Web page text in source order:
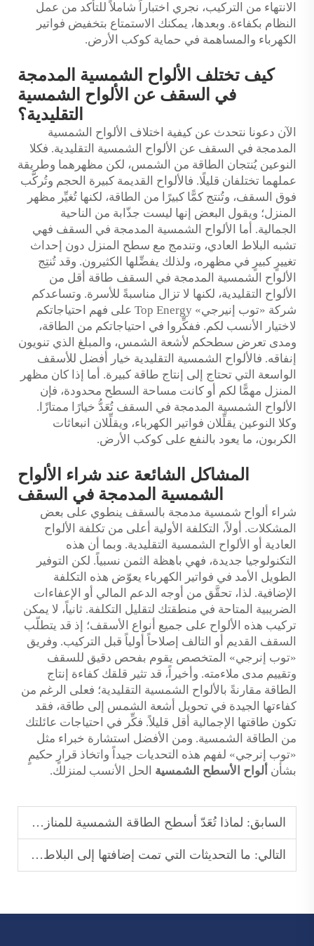
الانتهاء من التركيب، نجري اختباراً شاملاً للتأكد من عمل
النظام بكفاءة. وبعدها، يمكنك الاستمتاع بتخفيض فواتير
الكهرباء والمساهمة في حماية كوكب الأرض.
كيف تختلف الألواح الشمسية المدمجة
في السقف عن الألواح الشمسية
التقليدية؟
الآن دعونا نتحدث عن كيفية اختلاف الألواح الشمسية
المدمجة في السقف عن الألواح الشمسية التقليدية. فكلا
النوعين يُنتجان الطاقة من الشمس، لكن مظهرهما وطريقة
عملهما تختلفان قليلًا. فالألواح القديمة كبيرة الحجم وتُركَّب
فوق السقف، وتُنتج كمًّا كبيرًا من الطاقة، لكنها تُغيِّر مظهر
المنزل؛ ويقول البعض إنها ليست جذّابة من الناحية
الجمالية. أما الألواح الشمسية المدمجة في السقف فهي
تشبه البلاط العادي، وتندمج مع سطح المنزل دون إحداث
تغييرٍ كبيرٍ في مظهره، ولذلك يفضِّلها الكثيرون. وقد تُنتِج
الألواح الشمسية المدمجة في السقف طاقة أقل من
الألواح التقليدية، لكنها لا تزال مناسبةً للأسرة. وتساعدكم
شركة «توب إنيرجي» Top Energy على فهم احتياجاتكم
لاختيار الأنسب لكم. ففكِّروا في احتياجاتكم من الطاقة،
ومدى تعرض سطحكم لأشعة الشمس، والمبلغ الذي تنويون
إنفاقه. فالألواح الشمسية التقليدية خيار أفضل للأسقف
الواسعة التي تحتاج إلى إنتاج طاقة كبيرة. أما إذا كان مظهر
المنزل مهمًّا لكم أو كانت مساحة السطح محدودة، فإن
الألواح الشمسية المدمجة في السقف تُعَدُّ خيارًا ممتازًا.
وكلا النوعين يقلِّلان فواتير الكهرباء، ويقلِّلان انبعاثات
الكربون، ما يعود بالنفع على كوكب الأرض.
المشاكل الشائعة عند شراء الألواح
الشمسية المدمجة في السقف
شراء ألواح شمسية مدمجة بالسقف ينطوي على بعض
المشكلات. أولاً، التكلفة الأولية أعلى من تكلفة الألواح
العادية أو الألواح الشمسية التقليدية. وبما أن هذه
التكنولوجيا جديدة، فهي باهظة الثمن نسبياً. لكن التوفير
الطويل الأمد في فواتير الكهرباء يعوّض هذه التكلفة
الإضافية. لذا، تحقَّق من أوجه الدعم المالي أو الإعفاءات
الضريبية المتاحة في منطقتك لتقليل التكلفة. ثانياً، لا يمكن
تركيب هذه الألواح على جميع أنواع الأسقف؛ إذ قد يتطلّب
السقف القديم أو التالف إصلاحاً أولياً قبل التركيب. وفريق
«توب إنرجي» المتخصص يقوم بفحص دقيق للسقف
وتقييم مدى ملاءمته. وأخيراً، قد تثير قلقك كفاءة إنتاج
الطاقة مقارنةً بالألواح الشمسية التقليدية؛ فعلى الرغم من
كفاءتها الجيدة في تحويل أشعة الشمس إلى طاقة، فقد
تكون طاقتها الإجمالية أقل قليلاً. فكِّر في احتياجات عائلتك
من الطاقة الشمسية. ومن الأفضل استشارة خبراء مثل
«توب إنرجي» لفهم هذه التحديات جيداً واتخاذ قرارٍ حكيمٍ
بشأن ألواح الأسطح الشمسية الحل الأنسب لمنزلك.
السابق: لماذا تُعَدّ أسطح الطاقة الشمسية للمنازل اتجاهًا رائجًا في التحديث الأخضر للمساكن؟
التالي: ما التحديثات التي تمت إضافتها إلى البلاط الشمسي الجديد مقارنةً بالإصدارات القديمة؟